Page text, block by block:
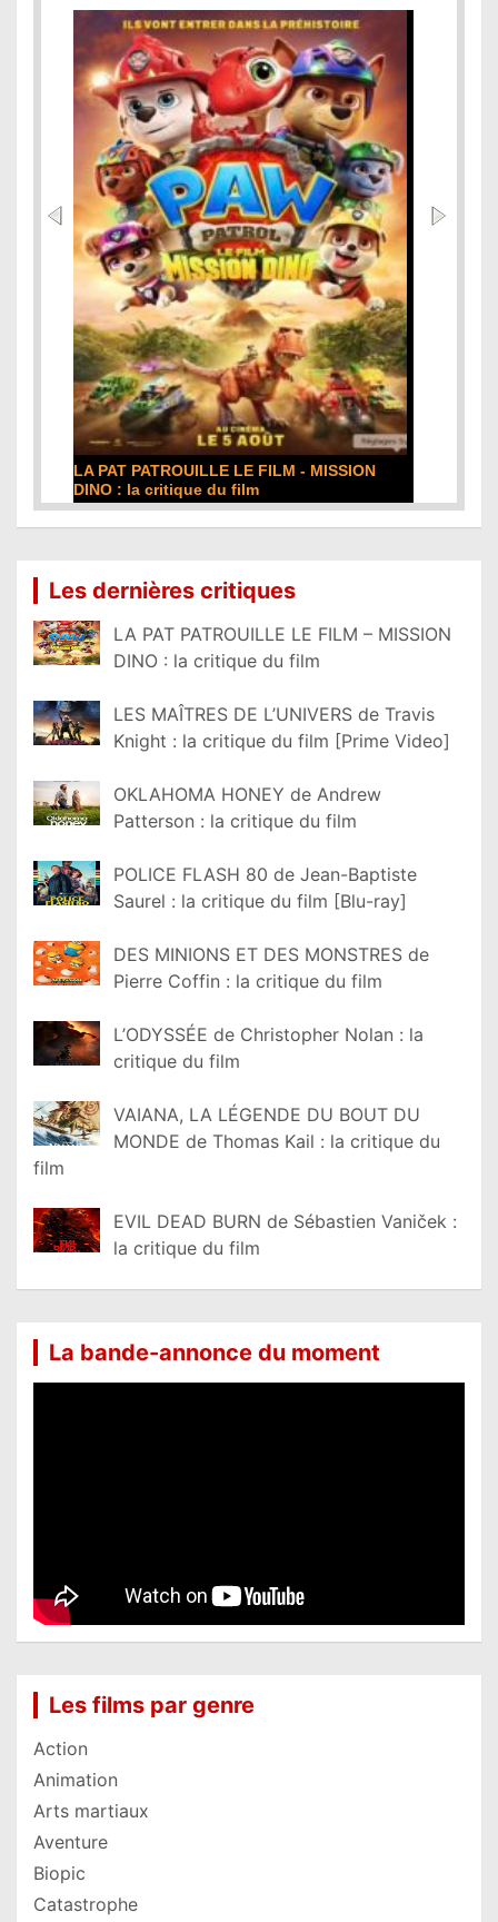
LA PAT PATROUILLE LE FILM - MISSION
DINO : la critique du film
Les dernières critiques
LA PAT PATROUILLE LE FILM – MISSION
DINO : la critique du film
LES MAÎTRES DE L’UNIVERS de Travis
Knight : la critique du film [Prime Video]
OKLAHOMA HONEY de Andrew
Patterson : la critique du film
POLICE FLASH 80 de Jean-Baptiste
Saurel : la critique du film [Blu-ray]
DES MINIONS ET DES MONSTRES de
Pierre Coffin : la critique du film
L’ODYSSÉE de Christopher Nolan : la
critique du film
VAIANA, LA LÉGENDE DU BOUT DU
MONDE de Thomas Kail : la critique du
film
EVIL DEAD BURN de Sébastien Vaniček :
la critique du film
La bande-annonce du moment
Les films par genre
Action
Animation
Arts martiaux
Aventure
Biopic
Catastrophe